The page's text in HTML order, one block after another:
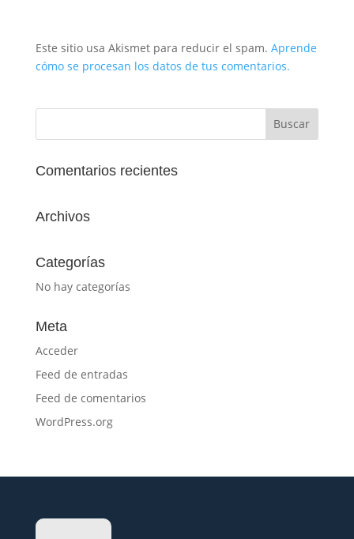
Este sitio usa Akismet para reducir el spam. Aprende
cómo se procesan los datos de tus comentarios.
Comentarios recientes
Archivos
Categorías
No hay categorías
Meta
Acceder
Feed de entradas
Feed de comentarios
WordPress.org